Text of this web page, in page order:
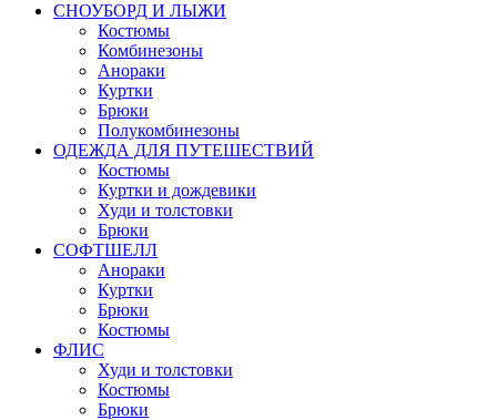
СНОУБОРД И ЛЫЖИ
Костюмы
Комбинезоны
Анораки
Куртки
Брюки
Полукомбинезоны
ОДЕЖДА ДЛЯ ПУТЕШЕСТВИЙ
Костюмы
Куртки и дождевики
Худи и толстовки
Брюки
СОФТШЕЛЛ
Анораки
Куртки
Брюки
Костюмы
ФЛИС
Худи и толстовки
Костюмы
Брюки